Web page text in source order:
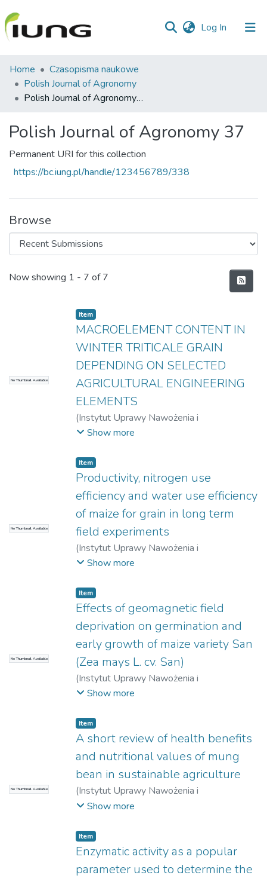
Log In (current)
Communities
&
Collections
Statistics
Home
Czasopisma naukowe
Polish Journal of Agronomy
Polish Journal of Agronomy 37
Polish Journal of Agronomy 37
Permanent URI for this collection
https://bc.iung.pl/handle/123456789/338
Browse
Recent Submissions
Now showing 1 - 7 of 7
No Thumbnail Available
Item
MACROELEMENT CONTENT IN
WINTER TRITICALE GRAIN
DEPENDING ON SELECTED
AGRICULTURAL ENGINEERING
ELEMENTS
(Instytut Uprawy Nawożenia i
Gleboznawstwa – Państwowy Instytut
Bogusława
Show more
No Thumbnail Available
Item
Productivity, nitrogen use
efficiency and water use efficiency
of maize for grain in long term
field experiments
(Instytut Uprawy Nawożenia i
Gleboznawstwa – Państwowy Instytut
Agnieszka
Show more
No Thumbnail Available
Item
Effects of geomagnetic field
deprivation on germination and
early growth of maize variety San
(Zea mays L. cv. San)
(Instytut Uprawy Nawożenia i
Gleboznawstwa – Państwowy Instytut
Barbara
Weronika ;Bojarski, Bartosz;Pawlak,
Krzysztof; Lis, Marcin
Show more
No Thumbnail Available
Item
A short review of health benefits
and nutritional values of mung
bean in sustainable agriculture
(Instytut Uprawy Nawożenia i
Gleboznawstwa – Państwowy Instytut
Mohamad Hesam
Show more
Item
Enzymatic activity as a popular
parameter used to determine the